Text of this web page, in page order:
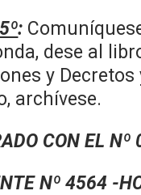
:
dese al
y Decretos
archívese.
CON EL
Nº 4564 -